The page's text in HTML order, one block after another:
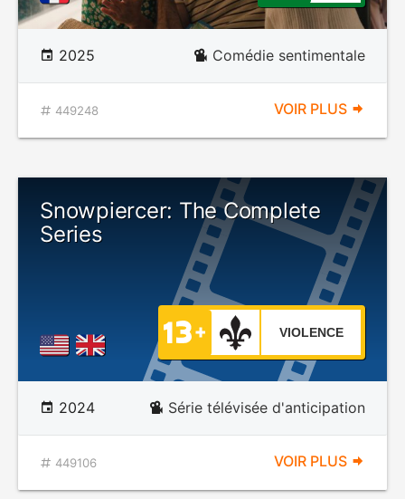
2025 Comédie sentimentale
449248 VOIR PLUS
Snowpiercer: The Complete
Series
VIOLENCE
2024 Série télévisée d'anticipation
449106 VOIR PLUS